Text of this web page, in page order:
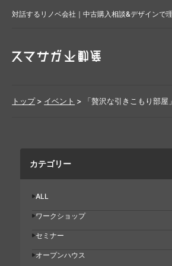
対話するリノベ会社｜中古購入相談&デザインで
トップ> イベント > 「贅沢な引きこもり部
カテゴリー
ALL
ワークショップ
セミナー
オープンハウス